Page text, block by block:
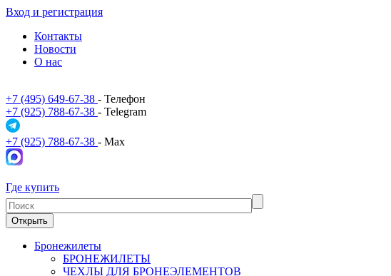
Вход и регистрация
Контакты
Новости
О нас
+7 (495) 649-67-38 - Телефон
+7 (925) 788-67-38 - Telegram
+7 (925) 788-67-38 - Max
Где купить
Открыть
Бронежилеты
БРОНЕЖИЛЕТЫ
ЧЕХЛЫ ДЛЯ БРОНЕЭЛЕМЕНТОВ